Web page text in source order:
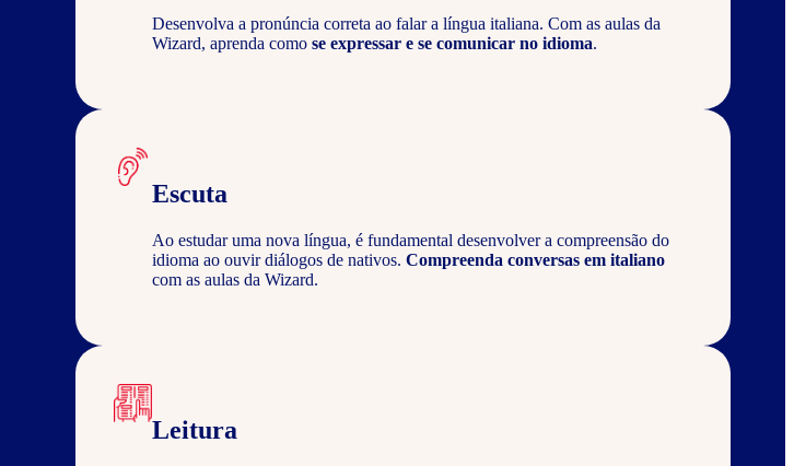
Desenvolva a pronúncia correta ao falar a língua italiana. Com as aulas da
Wizard, aprenda como se expressar e se comunicar no idioma.
Escuta
Ao estudar uma nova língua, é fundamental desenvolver a compreensão do
idioma ao ouvir diálogos de nativos. Compreenda conversas em italiano
com as aulas da Wizard.
Leitura